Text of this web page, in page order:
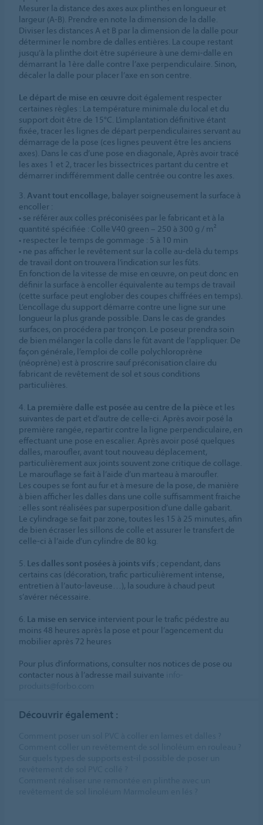
Mesurer la distance des axes aux plinthes en longueur et
largeur (A-B). Prendre en note la dimension de la dalle.
Diviser les distances A et B par la dimension de la dalle pour
déterminer le nombre de dalles entières. La coupe restant
jusqu’à la plinthe doit être supérieure à une demi-dalle en
démarrant la 1ère dalle contre l’axe perpendiculaire. Sinon,
décaler la dalle pour placer l’axe en son centre.
Le départ de mise en œuvre doit également respecter
certaines règles : La température minimale du local et du
support doit être de 15°C. L’implantation définitive étant
fixée, tracer les lignes de départ perpendiculaires servant au
démarrage de la pose (ces lignes peuvent être les anciens
axes). Dans le cas d’une pose en diagonale, Après avoir tracé
les axes 1 et 2, tracer les bissectrices partant du centre et
démarrer indifféremment dalle centrée ou contre les axes.
3. Avant tout encollage, balayer soigneusement la surface à
encoller :
• se référer aux colles préconisées par le fabricant et à la
quantité spécifiée : Colle V40 green – 250 à 300 g / m²
• respecter le temps de gommage : 5 à 10 min
• ne pas afficher le revêtement sur la colle au-delà du temps
de travail dont on trouvera l’indication sur les fûts.
En fonction de la vitesse de mise en œuvre, on peut donc en
définir la surface à encoller équivalente au temps de travail
(cette surface peut englober des coupes chiffrées en temps).
L’encollage du support démarre contre une ligne sur une
longueur la plus grande possible. Dans le cas de grandes
surfaces, on procédera par tronçon. Le poseur prendra soin
de bien mélanger la colle dans le fût avant de l’appliquer. De
façon générale, l’emploi de colle polychloroprène
(néoprène) est à proscrire sauf préconisation claire du
fabricant de revêtement de sol et sous conditions
particulières.
4. La première dalle est posée au centre de la pièce et les
suivantes de part et d’autre de celle-ci. Après avoir posé la
première rangée, repartir contre la ligne perpendiculaire, en
effectuant une pose en escalier. Après avoir posé quelques
dalles, maroufler, avant tout nouveau déplacement,
particulièrement aux joints souvent zone critique de collage.
Le marouflage se fait à l’aide d’un marteau à maroufler.
Les coupes se font au fur et à mesure de la pose, de manière
à bien afficher les dalles dans une colle suffisamment fraiche
: elles sont réalisées par superposition d’une dalle gabarit.
Le cylindrage se fait par zone, toutes les 15 à 25 minutes, afin
de bien écraser les sillons de colle et assurer le transfert de
celle-ci à l’aide d’un cylindre de 80 kg.
5. Les dalles sont posées à joints vifs ; cependant, dans
certains cas (décoration, trafic particulièrement intense,
entretien à l’auto-laveuse…), la soudure à chaud peut
s’avérer nécessaire.
6. La mise en service intervient pour le trafic pédestre au
moins 48 heures après la pose et pour l’agencement du
mobilier après 72 heures
Pour plus d’informations, consulter nos notices de pose ou
contacter nous à l’adresse mail suivante
Découvrir également :